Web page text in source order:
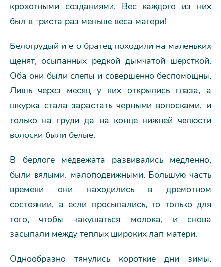
крохотными созданиями. Вес каждого из них
был в триста раз меньше веса матери!
Белогрудый и его братец походили на маленьких
щенят, осыпанных редкой дымчатой шерсткой.
Оба они были слепы и совершенно беспомощны.
Лишь через месяц у них открылись глаза, а
шкурка стала зарастать черными волосками, и
только на груди да на конце нижней челюсти
волоски были белые.
В берлоге медвежата развивались медленно,
были вялыми, малоподвижными. Большую часть
времени они находились в дремотном
состоянии, а если просыпались, то только для
того, чтобы накушаться молока, и снова
засыпали между теплых широких лап матери.
Однообразно тянулись короткие дни зимы.